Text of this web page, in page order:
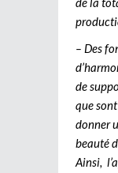
– Des
de
que
donner
beauté
Ainsi,